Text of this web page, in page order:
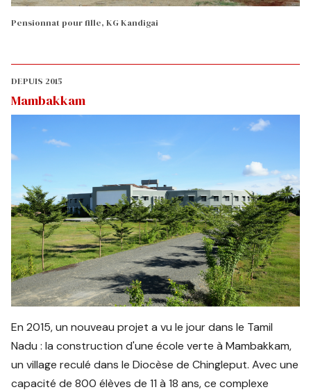
Pensionnat pour fille, KG Kandigai
DEPUIS 2015
Mambakkam
En 2015, un nouveau projet a vu le jour dans le Tamil
Nadu : la construction d'une école verte à Mambakkam,
un village reculé dans le Diocèse de Chingleput. Avec une
capacité de 800 élèves de 11 à 18 ans, ce complexe